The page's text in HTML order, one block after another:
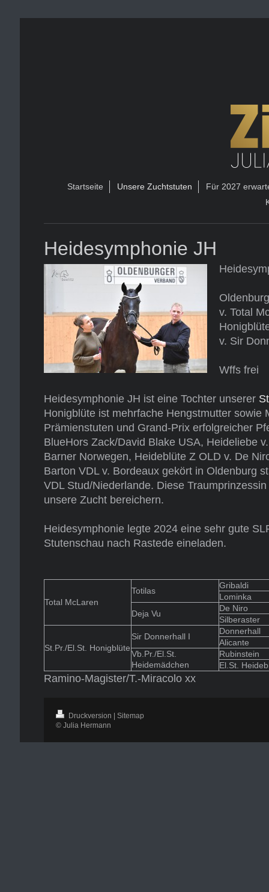
Startseite Unsere Zuchtstuten
Für 2027
Heidesymphonie JH
v. Total
v. Sir
Wffs frei
Heidesymphonie JH ist eine Tochter unserer
Honigblüte ist mehrfache Hengstmutter sowie
Prämienstuten und Grand-Prix erfolgreicher
BlueHors Zack/David Blake USA, Heideliebe
Barner Norwegen, Heideblüte Z OLD v. De
Barton VDL v. Bordeaux gekört in Oldenburg
VDL Stud/Niederlande. Diese
unsere Zucht bereichern.
Heidesymphonie legte 2024 eine sehr gute
Stutenschau nach Rastede eineladen.
Total McLaren
Totilas
Gribaldi
Lominka
Deja Vu
De Niro
Silberaster
St.Pr./El.St. Honigblüte
Sir Donnerhall I
Donnerhall
Alicante
Vb.Pr./El.St.
Heidemädchen
Rubinstein
El.St.
Ramino-Magister/T.-Miracolo xx
Druckversion
Sitemap
© Julia Hermann